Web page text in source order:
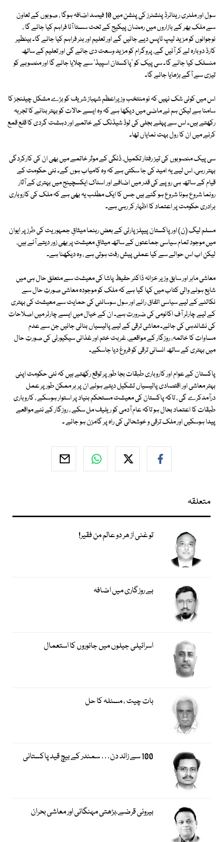
سول اور ملٹری ریٹائرڈ پنشنرز کی پنشن میں 10 فیصد اضافہ ہوگا ، صوبوں کے تعاون
سے ملک بھر کے بازاروں میں رمضان پیکیج کے تحت سستا آٹا فراہم کیا جائے گا ،
نوجوانوں کو مزید لیپ ٹاپس دیے جائیں گے اور تعلیم اور ہنر فراہم کیا جائے گا۔ بینظیر
کارڈ دوبارہ لے کر آئیں گے، پروگرام کو مزید وسعت دی جائے گی اور تعلیم کے ساتھ
منسلک کیا جائے گا۔ سی پیک کو 'پاکستان اسپیڈ' سے چلایا جائے گا اور منصوبے کو
تیزی سے آگے بڑھایا جائے گا۔
اس میں کوئی شک نہیں کہ نو منتخب وزیراعظم شہباز شریف کو بڑے مشکل چیلنجز کا
سامنا ہے لیکن ہم نے ماضی میں دیکھا ہے کہ وہ ایسے حالات کو بہتر بنانے کا تجربہ
رکھتے ہیں۔ اس سے پہلے بجلی کی لوڈ شیڈنگ کے خاتمے اور دہشت گردی کا قلع قمع
کرنے میں ان کا رول بہت نمایاں تھا۔
سی پیک منصوبوں کی تیز رفتار تکمیل، ڈنگی کے موثر خاتمے میں بھی ان کی کارکردگی
بہتر رہی، اس لیے یہ امید کی جا سکتی ہے کہ وہ کامیاب ہوں گے۔ نئی حکومت کے
قیام کے ساتھ ہی روپے کی قدر میں اضافے اور اسٹاک ایکسچینج میں بہتری کے آثار
رونما شروع ہونا شروع ہو گئے ہیں جس کا ایک مطلب یہ بھی ہے کہ ملک کی کاروباری
برادری حکومت پر اعتماد کا اظہار کر رہی ہے۔
مسلم لیگ (ن) اور پاکستان پیپلزپارٹی کے بعض رہنما میثاقِ جمہوریت کی طرز پر ایوان
میں موجود تمام سیاسی جماعتوں کے ساتھ میثاقِ معیشت پر بھی زور دیتے آئے ہیں،
لیکن اب اس حوالے سے کیا عملی پیش رفت ہوتی ہے ، وہ دیکھنا ہے۔
معاشی ماہر اور سابق وزیر خزانہ ڈاکٹر حفیظ پاشا کی معیشت سے متعلق حال ہی میں
شایع ہونے والی کتاب میں کہا گیا ہے کہ ملک کو موجودہ معاشی صورتِ حال سے
نکالنے کے لیے سیاسی اتفاق رائے اور سول سوسائٹی کی حمایت سے معیشت کی بہتری
کے لیے چارٹر آف اکانومی کی ضرورت ہے۔ ان کے خیال میں ایسے چارٹر میں اصلاحات
کی نشاندہی کی جائے۔ معاشی ترقی کے لیے پالیسیاں بنائی جائیں جن سے عدم
مساوات کا خاتمہ، روزگار کے مواقعے، غربت ختم اور غذائی سیکیورٹی کی صورتِ حال
میں بہتری کے ساتھ انسانی ترقی کو فروغ دیا جاسکے۔
پاکستان کے عوام اور کاروباری طبقات بجا طور پر توقع رکھتے ہیں کہ نئی حکومت اپنی
بہتر معاشی اور اقتصادی پالیسیاں تشکیل دیتے ہوئے ان پر ہر ممکن طور پر عمل
درآمدکرے گی ، تاکہ پاکستان کی معیشت مستحکم بنیاد پر استوار ہوسکے ، کاروباری
طبقات کا اعتماد بحال ہو تاکہ عام آدمی کو ریلیف مل سکے ، روزگار کے نئے مواقعے
پیدا ہوسکیں اور ملک ترقی و خوشحالی کی راہ پر گامزن ہو جائے ۔
متعلقہ
تو غنی از ھر دو عالم من فقیر!
بے روزگاری میں اضافہ
اسرائیلی جیلوں میں جانوروں کا استعمال
بات چیت ، مسئلہ کا حل
100 سے زائد دن… سمندر کے بیچ قید پاکستانی
بیرونی قرضے،بڑھتی مہنگائی اور معاشی بحران